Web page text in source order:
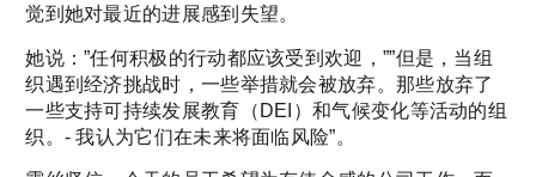
觉到她对最近的进展感到失望。
她说：”任何积极的行动都应该受到欢迎，””但是，当组
织遇到经济挑战时，一些举措就会被放弃。那些放弃了
一些支持可持续发展教育（DEI）和气候变化等活动的组
织。- 我认为它们在未来将面临风险”。